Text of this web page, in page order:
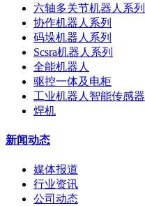
六轴多关节机器人系列
协作机器人系列
码垛机器人系列
Scsra机器人系列
全能机器人
驱控一体及电柜
工业机器人智能传感器
焊机
新闻动态
媒体报道
行业资讯
公司动态